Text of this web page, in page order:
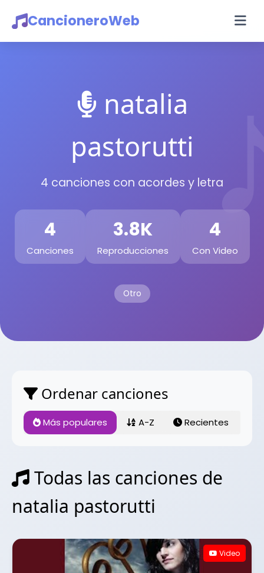
CancioneroWeb
natalia
pastorutti
4 canciones con acordes y letra
4
Canciones
3.8K
Reproducciones
4
Con Video
Otro
Ordenar canciones
Más populares A-Z Recientes
Todas las canciones de
natalia pastorutti
Video